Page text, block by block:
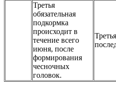
Третья
обязательная
подкормка
происходит в
течение всего
июня, после
формирования
чесночных
головок.